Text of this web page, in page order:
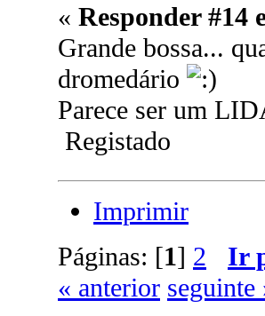
« Responder #14
Grande bossa...
dromedário
Parece ser um
Registado
Imprimir
Páginas: [1] 2
Ir
« anterior seguinte